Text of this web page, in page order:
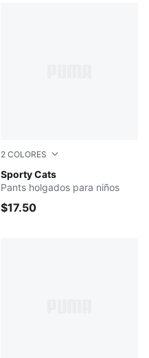
2 COLORES
Sporty Cats
Snow Mountain Blue
Pants holgados para niños
$17.50